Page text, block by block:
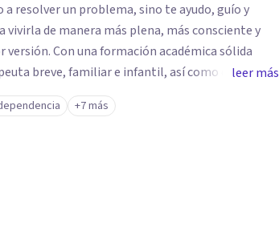
a resolver un problema, sino te ayudo, guío y
vivirla de manera más plena, más consciente y
sólida
breve, familiar e infantil, así como con
clínica de más de 26 años y personal te
auténtica y comunicación clara y directa para
leer más
+7 más